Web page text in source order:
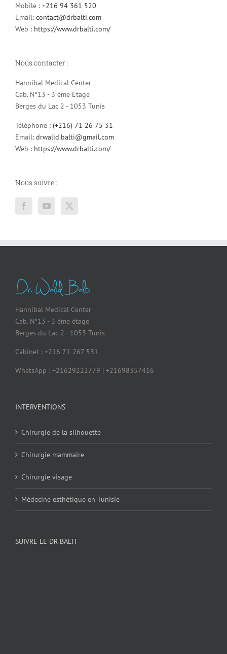
Mobile : +216 94 361 520
Email: contact@drbalti.com
Web : https://www.drbalti.com/
Nous contacter :
Hannibal Medical Center
Cab. N°13 - 3 ème Etage
Berges du Lac 2 - 1053 Tunis
Téléphone : (+216) 71 26 75 31
Email: drwalid.balti@gmail.com
Web : https://www.drbalti.com/
Nous suivre :
Hannibal Medical Center
Cab. N°13 - 3 ème étage
Berges du Lac 2 - 1053 Tunis
Cabinet : +216 71 267 531
WhatsApp : +21629222779 | +21698357416
INTERVENTIONS
Chirurgie de la silhouette
Chirurgie mammaire
Chirurgie visage
Médecine esthétique en Tunisie
SUIVRE LE DR BALTI